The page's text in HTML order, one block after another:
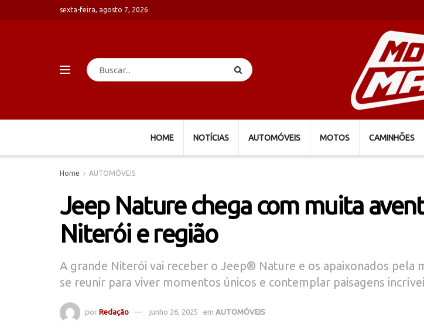
sexta-feira, agosto 7, 2026
HOME NOTÍCIAS AUTOMÓVEIS MOTOS CAMINHÕES
Home AUTOMÓVEIS
Jeep Nature chega com muita
Niterói e região
A grande Niterói vai receber o Jeep® Nature e os apaixonados pela
se reunir para viver momentos únicos e contemplar paisagens
por Redação junho 26, 2025 em AUTOMÓVEIS